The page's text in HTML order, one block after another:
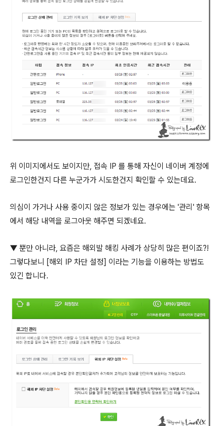
위 이미지에서도 보이지만, 접속 IP 를 통해 자신이 네이버 계정에
로그인한건지 다른 누군가가 시도한건지 확인할 수 있는데요.
의심이 가거나 사용 중이지 않은 정보가 있는 경우에는 '관리' 항목
에서 해당 내역을 로그아웃 해주면 되겠네요.
▼ 뿐만 아니라, 요즘은 해외발 해킹 사례가 상당히 많은 편이죠?!
그렇다보니 [해외 IP 차단 설정] 이라는 기능을 이용하는 방법도
있긴 합니다.